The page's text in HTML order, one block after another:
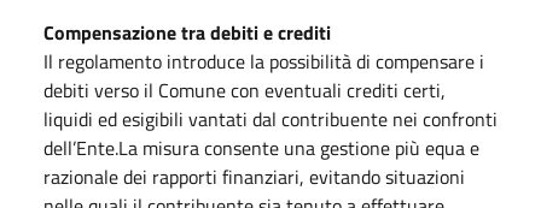
Compensazione tra debiti e crediti
Il regolamento introduce la possibilità di compensare i
debiti verso il Comune con eventuali crediti certi,
liquidi ed esigibili vantati dal contribuente nei confronti
dell’Ente.La misura consente una gestione più equa e
razionale dei rapporti finanziari, evitando situazioni